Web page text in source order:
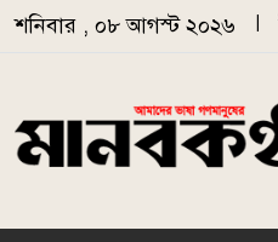
Skip to main content
শনিবার , ০৮ আগস্ট ২০২৬